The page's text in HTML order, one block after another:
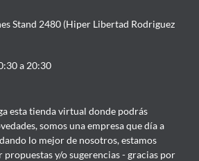
Stand 2480 (Hiper Libertad Rodriguez
a 20:30
esta tienda virtual donde podrás
somos una empresa que día a
lo mejor de nosotros, estamos
propuestas y/o sugerencias - gracias por